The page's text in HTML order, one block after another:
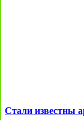
Стали известны